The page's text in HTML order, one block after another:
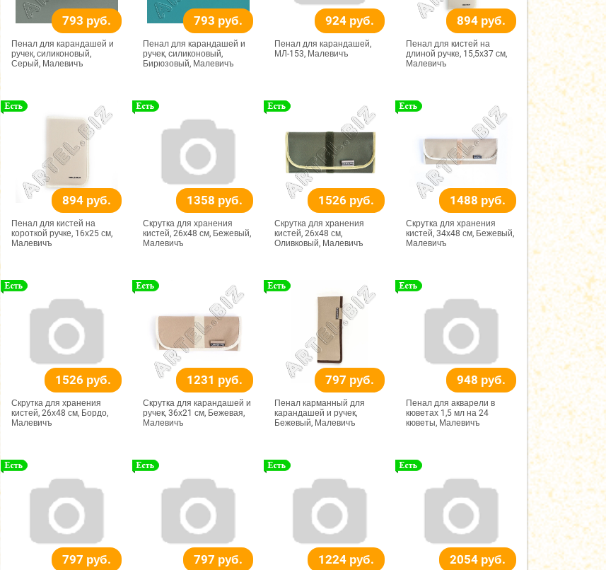
793 руб.
Пенал для карандашей и
ручек, силиконовый,
Серый, Малевичъ
793 руб.
Пенал для карандашей и
ручек, силиконовый,
Бирюзовый, Малевичъ
924 руб.
Пенал для карандашей,
МЛ-153, Малевичъ
894 руб.
Пенал для кистей на
длиной ручке, 15,5х37 см,
Малевичъ
894 руб.
Пенал для кистей на
короткой ручке, 16х25 см,
Малевичъ
1358 руб.
Скрутка для хранения
кистей, 26х48 см, Бежевый,
Малевичъ
1526 руб.
Скрутка для хранения
кистей, 26х48 см,
Оливковый, Малевичъ
1488 руб.
Скрутка для хранения
кистей, 34х48 см, Бежевый,
Малевичъ
1526 руб.
Скрутка для хранения
кистей, 26х48 см, Бордо,
Малевичъ
1231 руб.
Скрутка для карандашей и
ручек, 36х21 см, Бежевая,
Малевичъ
797 руб.
Пенал карманный для
карандашей и ручек,
Бежевый, Малевичъ
948 руб.
Пенал для акварели в
кюветах 1,5 мл на 24
кюветы, Малевичъ
797 руб. 797 руб. 1224 руб. 2054 руб.